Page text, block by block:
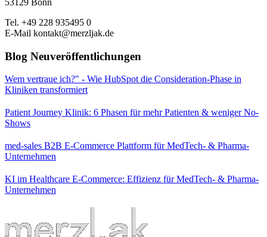
53129 Bonn
Tel. +49 228 935495 0
E-Mail kontakt@merzljak.de
Blog Neuveröffentlichungen
Wem vertraue ich?" - Wie HubSpot die Consideration-Phase in
Kliniken transformiert
Patient Journey Klinik: 6 Phasen für mehr Patienten & weniger No-
Shows
med-sales B2B E-Commerce Plattform für MedTech- & Pharma-
Unternehmen
KI im Healthcare E-Commerce: Effizienz für MedTech- & Pharma-
Unternehmen